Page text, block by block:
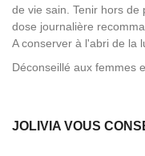
de vie sain. Tenir hors de
dose journalière
A conserver à l'abri de la
Déconseillé aux femmes
JOLIVIA VOUS